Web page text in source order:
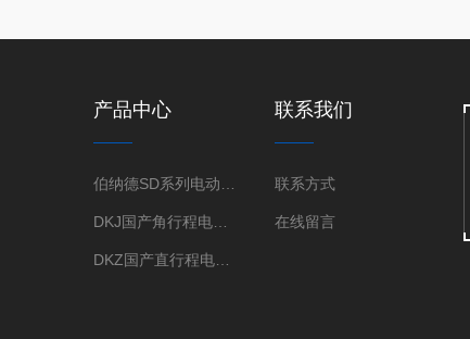
产品中心
DKJ国产角行程电动执行器
DKZ国产直行程电动执行器
联系我们
联系方式
在线留言